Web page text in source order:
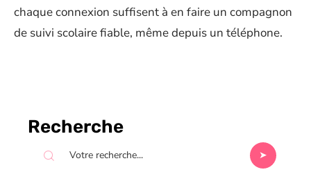
chaque connexion suffisent à en faire un compagnon
de suivi scolaire fiable, même depuis un téléphone.
Recherche